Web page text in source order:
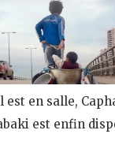
est en salle,
est enfin